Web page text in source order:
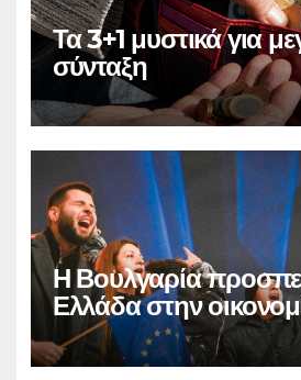
Τα 3+1 μυστικά για
σύνταξη
Η Βουλγαρία
Ελλάδα στην